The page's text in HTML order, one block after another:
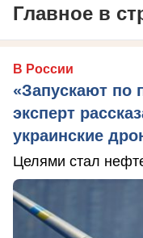
Главное в
В России
«Запускают по
эксперт
украинские
Целями стал